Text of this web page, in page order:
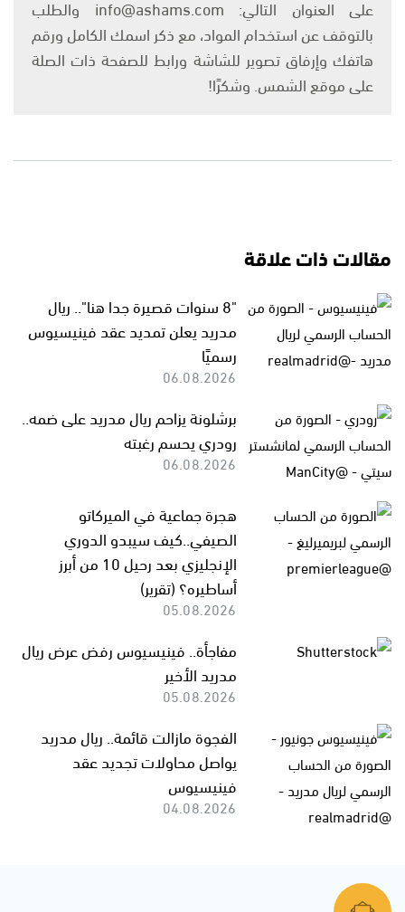
على العنوان التالي: info@ashams.com والطلب
بالتوقف عن استخدام المواد، مع ذكر اسمك الكامل ورقم
هاتفك وإرفاق تصوير للشاشة ورابط للصفحة ذات الصلة
على موقع الشمس. وشكرًا!
مقالات ذات علاقة
"8 سنوات قصيرة جدا هنا".. ريال
مدريد يعلن تمديد عقد فينيسيوس
رسميًا
06.08.2026
برشلونة يزاحم ريال مدريد على ضمه..
رودري يحسم رغبته
06.08.2026
هجرة جماعية في الميركاتو
الصيفي..كيف سيبدو الدوري
الإنجليزي بعد رحيل 10 من أبرز
أساطيره؟ (تقرير)
05.08.2026
مفاجأة.. فينيسيوس رفض عرض ريال
مدريد الأخير
05.08.2026
الفجوة مازالت قائمة.. ريال مدريد
يواصل محاولات تجديد عقد
فينيسيوس
04.08.2026